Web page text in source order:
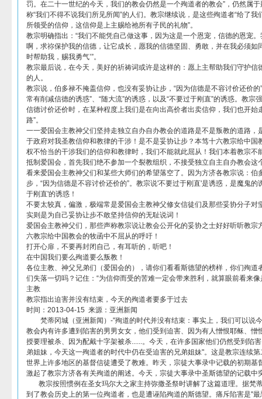
罚。在二十一世纪的今天，我们的教会仍然是一个殉道者的教会”，仍然属
称“我们不得不说我们所见所闻”的人们。教宗继续说，是这些殉道者“给了我
所领受的信仰，这信仰是上主赐给祂所有子民的礼物”。
教宗明确指出：“我们不能凭自己做这事，因为这是一个恩宠，信德的恩宠
啊，求祢保护我的信德，让它成长，愿我的信德坚固、勇敢，并在我必须如
时帮助我，赐我勇气’”。
教宗最后说，在今天，美好的祈祷词或许是这样的：愿上主帮助我们守护信
的人。
教宗说，伯多禄不掩盖信仰，也没有妥协让步，“因为信德是不容讨价还价
常有削减信德的诱惑”、“随大流”的诱惑，以及“不要过于刚直”的诱惑。教宗
信德讨价还价时，在某种程度上我们是在向出高价者出卖信仰，我们也开始
路”。
一一爱国会主教神父们坚持走独立自办自办教会的道路是不是叛教的道路，
于政府对我圣教信仰和教律的干涉！是不是妥协让步？本笃十六教宗给中国
权不恰当的干涉我们的信仰和教律时，我们不能就此屈从！我们本着教宗不
抵制爱国会，首先我们绝不参加一个裂教组织，不接受独立自主自办教会这
看来爱国会主教神父们和某些大师们的希望落空了。因为方济各教宗说：伯
步，“因为信德是不容讨价还价的”。教宗说'不要过于刚直'是诱惑，是魔鬼
于刚直'的诱惑！
不要太较真，偏激，极端常是爱国会主教神父修女信徒们及那些妥协分子对
实则是为自己妥协让步不敢坚持信仰的无耻说词！
爱国会主教神父们，那些声称教宗说让教会公开化的妥协之士好好听听教宗
六教宗给中国教会的牧函中不屈从的呼吁！
打开心扉，不要再封闭自己，有耳听的，听吧！
在中国我们要么殉道要么叛教！
各位主教、神父兄弟们（爱国会的），请你们看看斯德望的榜样，你们殉道
们失落一切吗？记住：“为信仰而受的苦难一定会带来胜利，就算眼前看来
主教
教宗指出迫害并没有结束，今天的殉道者要多于过去
时间：2013-04-15 来源：亚洲新闻
梵蒂冈城（亚洲新闻）-"殉道的时代并没有结束：事实上，我们可以说
教会内有许多遭到陷害的男男女女，他们受到迫害、因为有人憎恨耶稣、憎
授要理被杀、因为配戴十字架被杀......。今天，在许多国家他们仍然受到陷
弟姐妹，今天这一殉道者的时代中仍在受迫害的兄弟姐妹"。这是教宗连续
世界上许多地区的基督信徒遭受了教难。昨天，宗徒大事录中记载的初期基
激起了教宗方济各有关殉道的阐述。今天，宗徒大事录中圣斯德望的记载中
教宗按照惯例在圣女玛尔大之家主持弥撒圣祭时讲解了这篇道理。据梵
到了教会历史上的第一位殉道者，也是遭诬陷殉道的斯德望。痛斥陷害是"